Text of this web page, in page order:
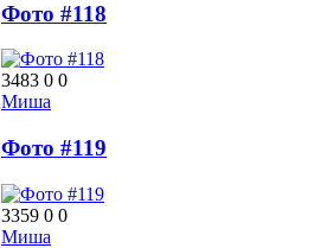
Фото #118
3483 0 0
Миша
Фото #119
3359 0 0
Миша